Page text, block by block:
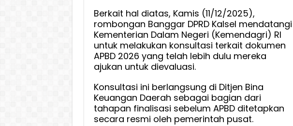
Berkait hal diatas, Kamis (11/12/2025),
rombongan Banggar DPRD Kalsel mendatangi
Kementerian Dalam Negeri (Kemendagri) RI
untuk melakukan konsultasi terkait dokumen
APBD 2026 yang telah lebih dulu mereka
ajukan untuk dievaluasi.
Konsultasi ini berlangsung di Ditjen Bina
Keuangan Daerah sebagai bagian dari
tahapan finalisasi sebelum APBD ditetapkan
secara resmi oleh pemerintah pusat.